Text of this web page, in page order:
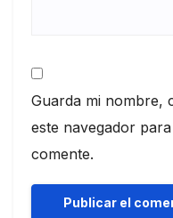
Guarda mi nombre,
este navegador
comente.